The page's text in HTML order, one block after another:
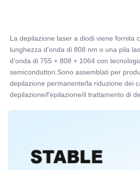
La depilazione laser a diodi viene fornita
lunghezza d'onda di 808 nm o una pila
d'onda di 755 + 808 + 1064 con
semiconduttori.Sono assemblati per
depilazione permanente/la riduzione dei
depilazione/l'epilazione/il trattamento di